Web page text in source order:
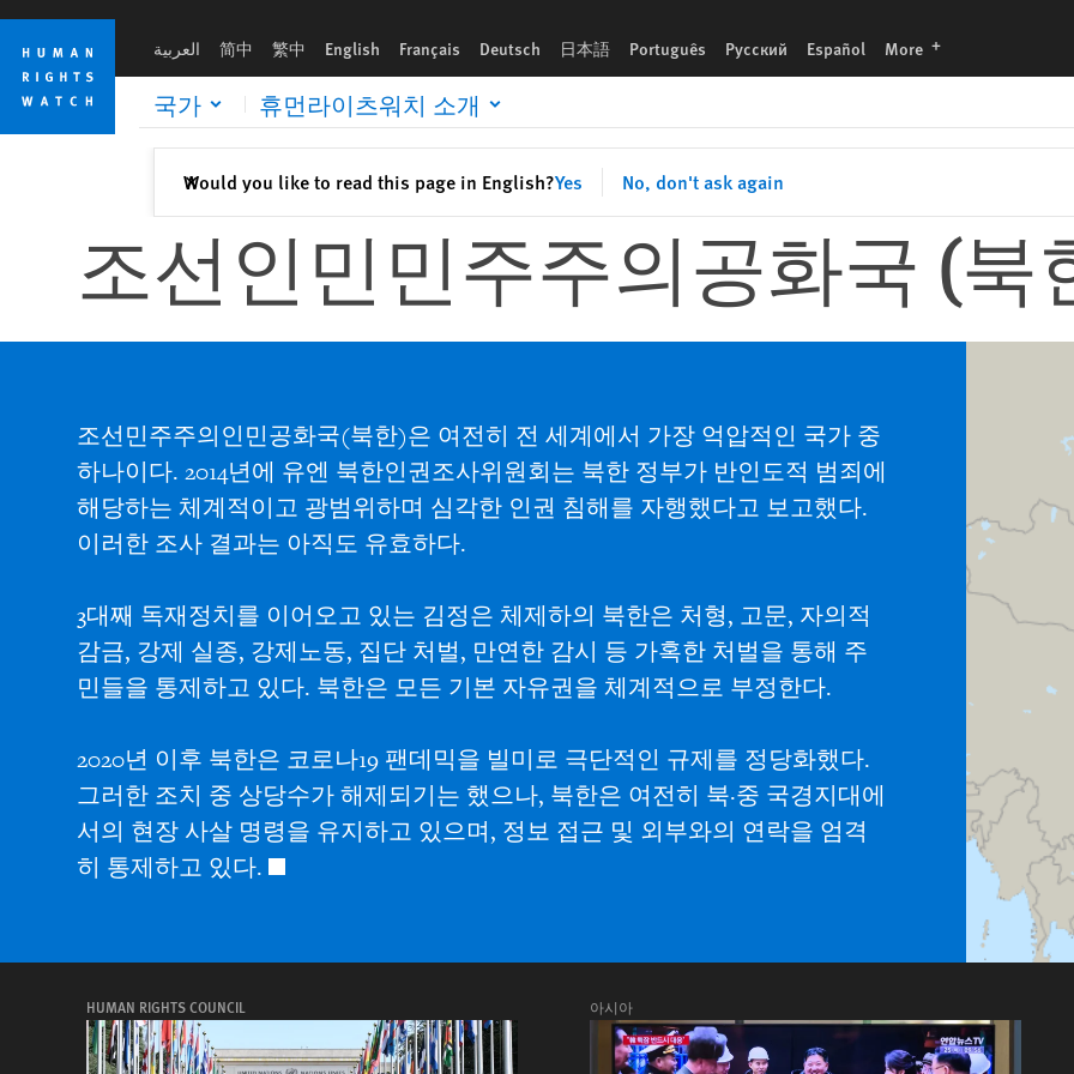
Skip
cookie
privacy
notice
Skip
main
content
العربية 简中 繁中 English Français Deutsch 日本語 Português Русский Español More languages
국가 휴먼라이츠워치 소개
Would you like to read this page in English?Yes No, don't ask again
✕Close
조선인민민주주의공화국 (북
조선민주주의인민공화국(북한)은 여전히 전 세계에서 가장 억압적인 국가 중
하나이다. 2014년에 유엔 북한인권조사위원회는 북한 정부가 반인도적 범죄에
해당하는 체계적이고 광범위하며 심각한 인권 침해를 자행했다고 보고했다.
이러한 조사 결과는 아직도 유효하다.
3대째 독재정치를 이어오고 있는 김정은 체제하의 북한은 처형, 고문, 자의적
감금, 강제 실종, 강제노동, 집단 처벌, 만연한 감시 등 가혹한 처벌을 통해 주
민들을 통제하고 있다. 북한은 모든 기본 자유권을 체계적으로 부정한다.
2020년 이후 북한은 코로나19 팬데믹을 빌미로 극단적인 규제를 정당화했다.
그러한 조치 중 상당수가 해제되기는 했으나, 북한은 여전히 북·중 국경지대에
서의 현장 사살 명령을 유지하고 있으며, 정보 접근 및 외부와의 연락을 엄격
히 통제하고 있다.
HUMAN RIGHTS COUNCIL 아시아